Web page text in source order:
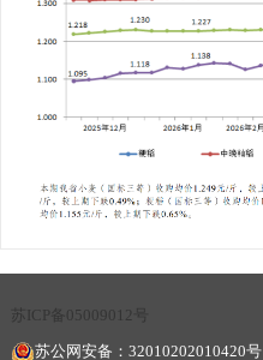
苏ICP备05009012号
苏公网安备：32010202010420号